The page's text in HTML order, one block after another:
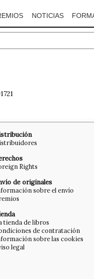
NOTICIAS
Rights
de originales
sobre el envío
tienda de libros
de contratación
sobre las cookies
legal